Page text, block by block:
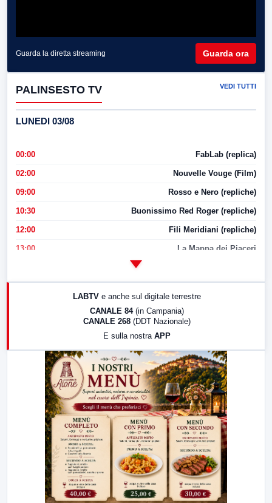
Guarda la diretta streaming Guarda ora
PALINSESTO TV VEDI TUTTI
LUNEDI 03/08
00:00 FabLab (replica)
02:00 Nouvelle Vouge (Film)
09:00 Rosso e Nero (repliche)
10:30 Buonissimo Red Roger (repliche)
12:00 Fili Meridiani (repliche)
13:00 La Mappa dei Piaceri
LabNews (replica)
LABTV e anche sul digitale terrestre
CANALE 84 (in Campania)
CANALE 268 (DDT Nazionale)
E sulla nostra APP